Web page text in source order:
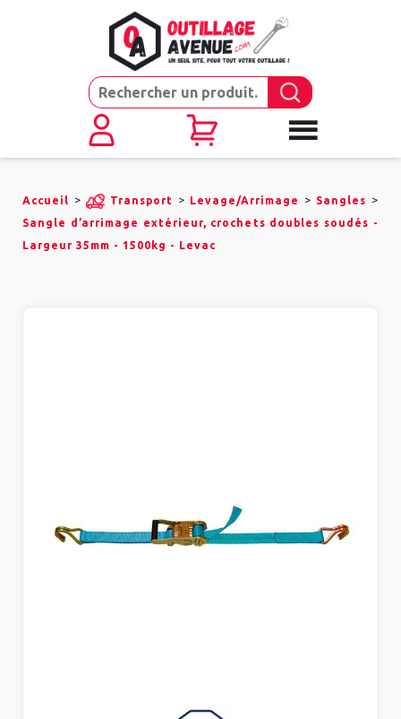
Accueil > Transport > Levage/Arrimage > Sangles >
Sangle d’arrimage extérieur, crochets doubles soudés -
Largeur 35mm - 1500kg - Levac